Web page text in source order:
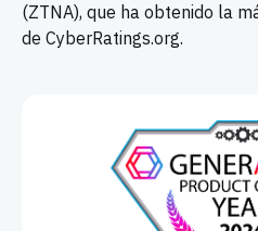
(ZTNA), que ha obtenido la
de CyberRatings.org.